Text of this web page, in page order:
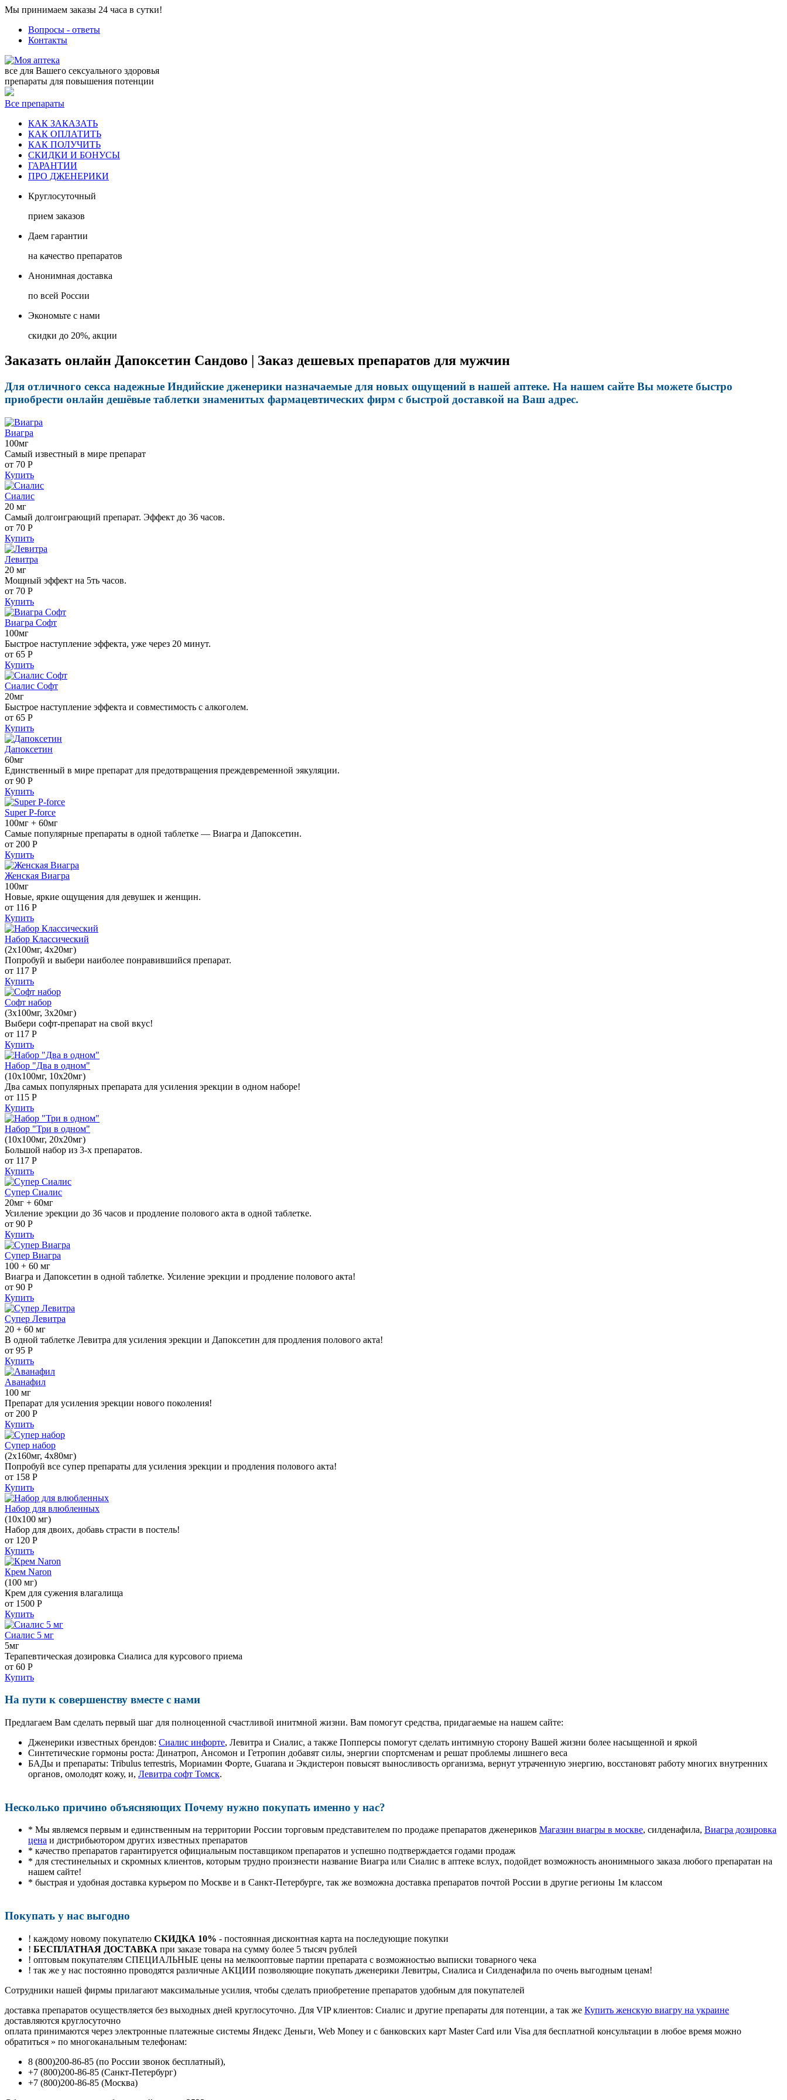
Мы принимаем заказы 24 часа в сутки!
Вопросы - ответы
Контакты
все для Вашего сексуального здоровья
препараты для повышения потенции
Все препараты
КАК ЗАКАЗАТЬ
КАК ОПЛАТИТЬ
КАК ПОЛУЧИТЬ
СКИДКИ И БОНУСЫ
ГАРАНТИИ
ПРО ДЖЕНЕРИКИ
Круглосуточный
прием заказов
Даем гарантии
на качество препаратов
Анонимная доставка
по всей России
Экономьте с нами
скидки до 20%, акции
Заказать онлайн Дапоксетин Сандово | Заказ дешевых препаратов для мужчин
Для отличного секса надежные Индийские дженерики назначаемые для новых ощущений в нашей аптеке. На нашем сайте Вы можете быстро
приобрести онлайн дешёвые таблетки знаменитых фармацевтических фирм с быстрой доставкой на Ваш адрес.
Виагра
100мг
Самый известный в мире препарат
от 70 Р
Купить
Сиалис
20 мг
Самый долгоиграющий препарат. Эффект до 36 часов.
от 70 Р
Купить
Левитра
20 мг
Мощный эффект на 5ть часов.
от 70 Р
Купить
Виагра Софт
100мг
Быстрое наступление эффекта, уже через 20 минут.
от 65 Р
Купить
Сиалис Софт
20мг
Быстрое наступление эффекта и совместимость с алкоголем.
от 65 Р
Купить
Дапоксетин
60мг
Единственный в мире препарат для предотвращения преждевременной эякуляции.
от 90 Р
Купить
Super P-force
100мг + 60мг
Самые популярные препараты в одной таблетке — Виагра и Дапоксетин.
от 200 Р
Купить
Женская Виагра
100мг
Новые, яркие ощущения для девушек и женщин.
от 116 Р
Купить
Набор Классический
(2x100мг, 4x20мг)
Попробуй и выбери наиболее понравившийся препарат.
от 117 Р
Купить
Софт набор
(3x100мг, 3x20мг)
Выбери софт-препарат на свой вкус!
от 117 Р
Купить
Набор "Два в одном"
(10x100мг, 10x20мг)
Два самых популярных препарата для усиления эрекции в одном наборе!
от 115 Р
Купить
Набор "Три в одном"
(10x100мг, 20x20мг)
Большой набор из 3-х препаратов.
от 117 Р
Купить
Супер Сиалис
20мг + 60мг
Усиление эрекции до 36 часов и продление полового акта в одной таблетке.
от 90 Р
Купить
Супер Виагра
100 + 60 мг
Виагра и Дапоксетин в одной таблетке. Усиление эрекции и продление полового акта!
от 90 Р
Купить
Супер Левитра
20 + 60 мг
В одной таблетке Левитра для усиления эрекции и Дапоксетин для продления полового акта!
от 95 Р
Купить
Аванафил
100 мг
Препарат для усиления эрекции нового поколения!
от 200 Р
Купить
Супер набор
(2х160мг, 4х80мг)
Попробуй все супер препараты для усиления эрекции и продления полового акта!
от 158 Р
Купить
Набор для влюбленных
(10х100 мг)
Набор для двоих, добавь страсти в постель!
от 120 Р
Купить
Крем Naron
(100 мг)
Крем для сужения влагалища
от 1500 Р
Купить
Сиалис 5 мг
5мг
Терапевтическая дозировка Сиалиса для курсового приема
от 60 Р
Купить
На пути к совершенству вместе с нами
Предлагаем Вам сделать первый шаг для полноценной счастливой инитмной жизни. Вам помогут средства, придагаемые на нашем сайте:
Дженерики известных брендов: Сиалис инфорте, Левитра и Сиалис, а также Попперсы помогут сделать интимную сторону Вашей жизни более насыщенной и яркой
Синтетические гормоны роста: Динатроп, Ансомон и Гетропин добавят силы, энергии спортсменам и решат проблемы лишнего веса
БАДы и препараты: Tribulus terrestris, Мориамин Форте, Guarana и Экдистерон повысят выносливость организма, вернут утраченную энергию, восстановят работу многих внутренних
органов, омолодят кожу, и, Левитра софт Томск.
Несколько причино объясняющих Почему нужно покупать именно у нас?
* Мы являемся первым и единственным на территории России торговым представителем по продаже препаратов дженериков Магазин виагры в москве, силденафила, Виагра дозировка
цена и дистрибьютором других известных препаратов
* качество препаратов гарантируется официальным поставщиком препаратов и успешно подтверждается годами продаж
* для стестинельных и скромных клиентов, которым трудно произнести название Виагра или Сиалис в аптеке вслух, подойдет возможность анонимныого заказа любого препаратан на
нашем сайте!
* быстрая и удобная доставка курьером по Москве и в Санкт-Петербурге, так же возможна доставка препаратов почтой России в другие регионы 1м классом
Покупать у нас выгодно
! каждому новому покупателю СКИДКА 10% - постоянная дисконтная карта на последующие покупки
! БЕСПЛАТНАЯ ДОСТАВКА при заказе товара на сумму более 5 тысяч рублей
! оптовым покупателям СПЕЦИАЛЬНЫЕ цены на мелкооптовые партии препарата с возможностью выписки товарного чека
! так же у нас постоянно проводятся различные АКЦИИ позволяющие покупать дженерики Левитры, Сиалиса и Силденафила по очень выгодным ценам!
Cотрудники нашей фирмы прилагают максимальные усилия, чтобы сделать приобретение препаратов удобным для покупателей
доставка препаратов осуществляется без выходных дней круглосуточно. Для VIP клиентов: Сиалис и другие препараты для потенции, а так же Купить женскую виагру на украине
доставляются круглосуточно
оплата принимаются через электронные платежные системы Яндекс Деньги, Web Money и с банковских карт Master Card или Visa для бесплатной консультации в любое время можно
обратиться » по многоканальным телефонам:
8 (800)200-86-85 (по России звонок бесплатный),
+7 (800)200-86-85 (Санкт-Петербург)
+7 (800)200-86-85 (Москва)